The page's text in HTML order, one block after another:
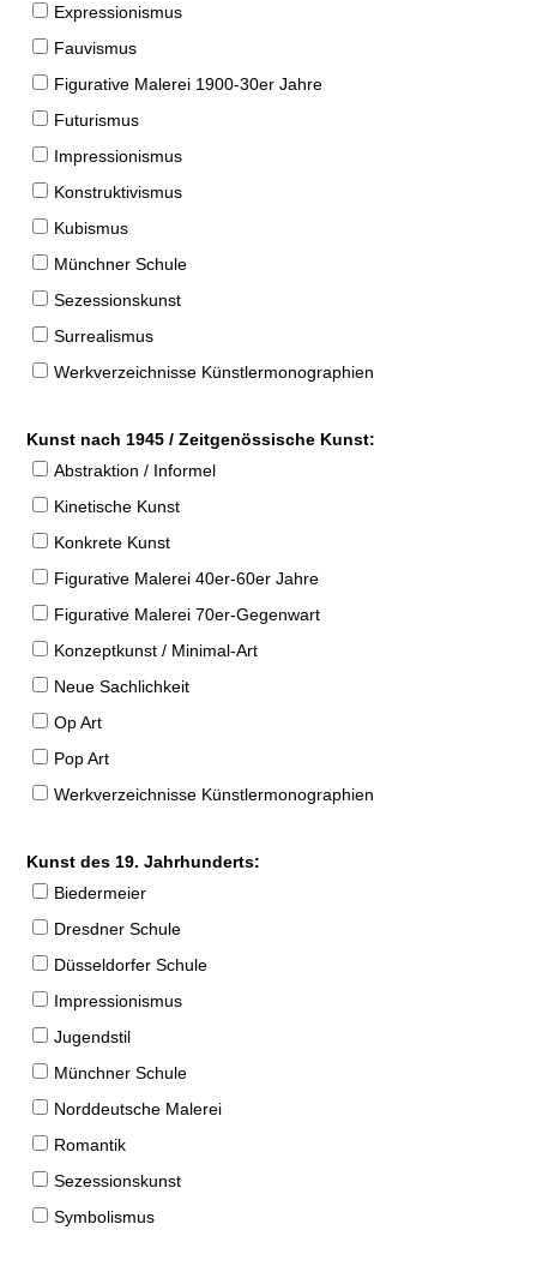
Expressionismus
Fauvismus
Figurative Malerei 1900-30er Jahre
Futurismus
Impressionismus
Konstruktivismus
Kubismus
Münchner Schule
Sezessionskunst
Surrealismus
Werkverzeichnisse Künstlermonographien
Kunst nach 1945 / Zeitgenössische Kunst:
Abstraktion / Informel
Kinetische Kunst
Konkrete Kunst
Figurative Malerei 40er-60er Jahre
Figurative Malerei 70er-Gegenwart
Konzeptkunst / Minimal-Art
Neue Sachlichkeit
Op Art
Pop Art
Werkverzeichnisse Künstlermonographien
Kunst des 19. Jahrhunderts:
Biedermeier
Dresdner Schule
Düsseldorfer Schule
Impressionismus
Jugendstil
Münchner Schule
Norddeutsche Malerei
Romantik
Sezessionskunst
Symbolismus